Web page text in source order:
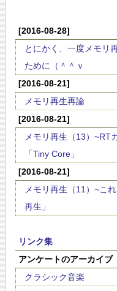
[2016-08-28]
とにかく、一度メモリ
ために（＾＾ｖ
[2016-08-21]
メモリ再生再論
[2016-08-21]
メモリ再生（13）~RT
「Tiny Core」
[2016-08-21]
メモリ再生（11）~こ
再生」
リンク集
アンケートのアーカイブ
クラシック音楽